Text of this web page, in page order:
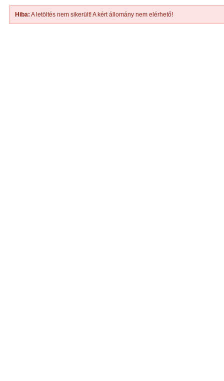
Hiba: A letöltés nem sikerült! A kért állomány nem elérhető!